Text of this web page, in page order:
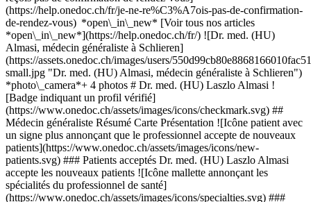
(https://help.onedoc.ch/fr/je-ne-re%C3%A7ois-pas-de-confirmation-
de-rendez-vous) *open\_in\_new* [Voir tous nos articles
*open\_in\_new*](https://help.onedoc.ch/fr/) ![Dr. med. (HU)
Almasi, médecin généraliste à Schlieren]
(https://assets.onedoc.ch/images/users/
small.jpg "Dr. med. (HU) Almasi, médecin généraliste à Schlieren")
*photo\_camera*+ 4 photos # Dr. med. (HU) Laszlo Almasi !
[Badge indiquant un profil vérifié]
(https://www.onedoc.ch/assets/images/icons/checkmark.svg) ##
Médecin généraliste Résumé Carte Présentation ![Icône patient avec
un signe plus annonçant que le professionnel accepte de nouveaux
patients](https://www.onedoc.ch/assets/images/icons/new-
patients.svg) ### Patients acceptés Dr. med. (HU) Laszlo Almasi
accepte les nouveaux patients ![Icône mallette annonçant les
spécialités du professionnel de santé]
(https://www.onedoc.ch/assets/images/icons/specialties.svg) ###